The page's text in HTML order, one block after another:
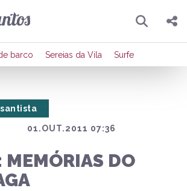
Pesquisar
Compartilhar
Publicar no X
barco Sereias da Vila Surfe
01.OUT.2011 07:36
MEMÓRIAS DO